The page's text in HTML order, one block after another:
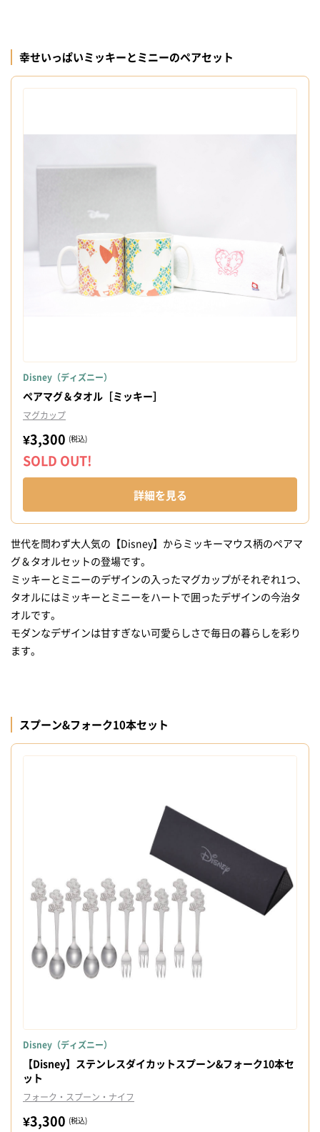
幸せいっぱいミッキーとミニーのペアセット
Disney（ディズニー）
ペアマグ＆タオル［ミッキー］
マグカップ
¥3,300 (税込)
SOLD OUT!
詳細を見る
世代を問わず大人気の【Disney】からミッキーマウス柄のペアマ
グ＆タオルセットの登場です。
ミッキーとミニーのデザインの入ったマグカップがそれぞれ1つ、
タオルにはミッキーとミニーをハートで囲ったデザインの今治タ
オルです。
モダンなデザインは甘すぎない可愛らしさで毎日の暮らしを彩り
ます。
スプーン&フォーク10本セット
Disney（ディズニー）
【Disney】ステンレスダイカットスプーン&フォーク10本セ
ット
フォーク・スプーン・ナイフ
¥3,300 (税込)